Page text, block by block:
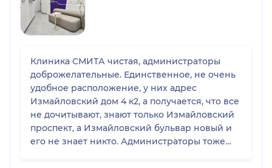
Клиника СМИТА чистая, администраторы
доброжелательные. Единственное, не очень
удобное расположение, у них адрес
Измайловский дом 4 к2, а получается, что все
не дочитывают, знают только Измайловский
проспект, а Измайловский бульвар новый и
его не знает никто. Администраторы тоже